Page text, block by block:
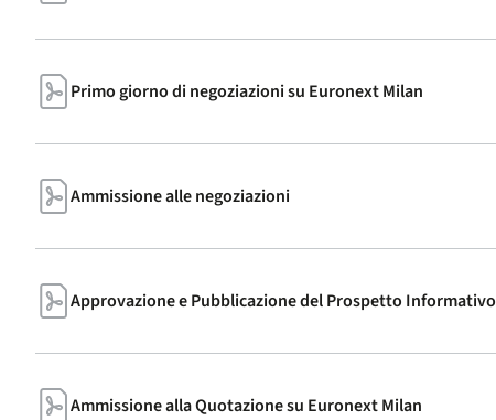
Primo giorno di negoziazioni su Euronext Milan
Ammissione alle negoziazioni
Approvazione e Pubblicazione del Prospetto Informativo
Ammissione alla Quotazione su Euronext Milan